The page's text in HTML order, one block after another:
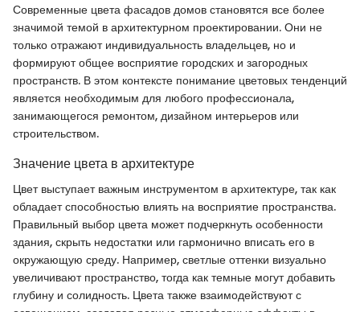
Современные цвета фасадов домов становятся все более
значимой темой в архитектурном проектировании. Они не
только отражают индивидуальность владельцев, но и
формируют общее восприятие городских и загородных
пространств. В этом контексте понимание цветовых тенденций
является необходимым для любого профессионала,
занимающегося ремонтом, дизайном интерьеров или
строительством.
Значение цвета в архитектуре
Цвет выступает важным инструментом в архитектуре, так как
обладает способностью влиять на восприятие пространства.
Правильный выбор цвета может подчеркнуть особенности
здания, скрыть недостатки или гармонично вписать его в
окружающую среду. Например, светлые оттенки визуально
увеличивают пространство, тогда как темные могут добавить
глубину и солидность. Цвета также взаимодействуют с